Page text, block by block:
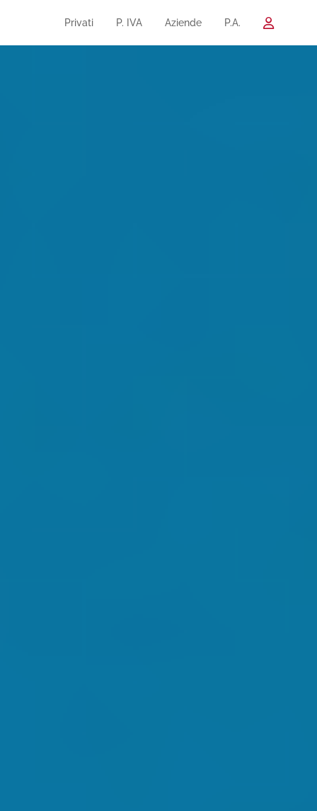
Privati P. IVA Aziende P.A.